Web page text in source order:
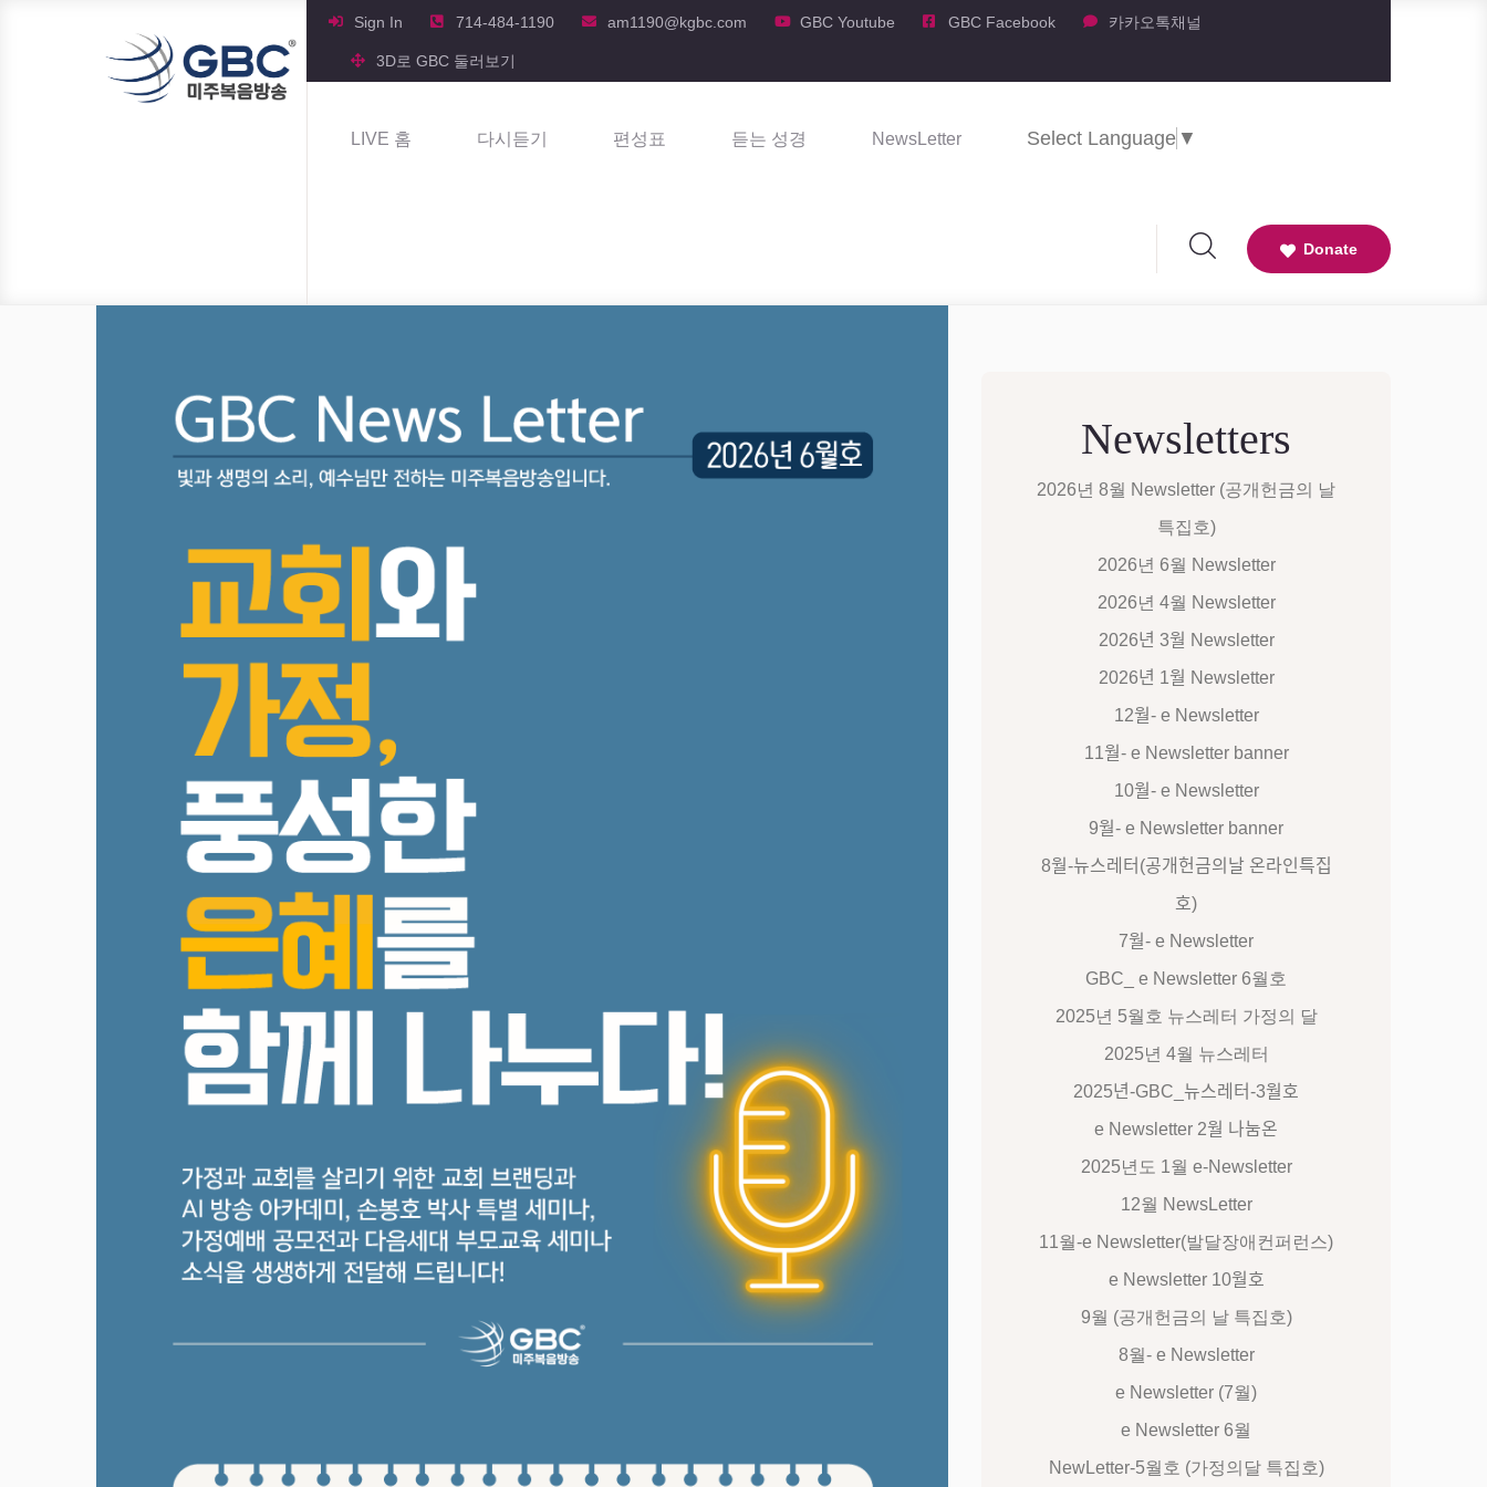
Sign In 714-484-1190 am1190@kgbc.com GBC Youtube GBC Facebook 카카오톡채널
3D로 GBC 둘러보기
LIVE 홈 다시듣기 편성표 듣는 성경 NewsLetter Select Language ▼
Donate
Newsletters
2026년 8월 Newsletter (공개헌금의 날
특집호)
2026년 6월 Newsletter
2026년 4월 Newsletter
2026년 3월 Newsletter
2026년 1월 Newsletter
12월- e Newsletter
11월- e Newsletter banner
10월- e Newsletter
9월- e Newsletter banner
8월-뉴스레터(공개헌금의날 온라인특집
호)
7월- e Newsletter
GBC_ e Newsletter 6월호
2025년 5월호 뉴스레터 가정의 달
2025년 4월 뉴스레터
2025년-GBC_뉴스레터-3월호
e Newsletter 2월 나눔온
2025년도 1월 e-Newsletter
12월 NewsLetter
11월-e Newsletter(발달장애컨퍼런스)
e Newsletter 10월호
9월 (공개헌금의 날 특집호)
8월- e Newsletter
e Newsletter (7월)
e Newsletter 6월
NewLetter-5월호 (가정의달 특집호)